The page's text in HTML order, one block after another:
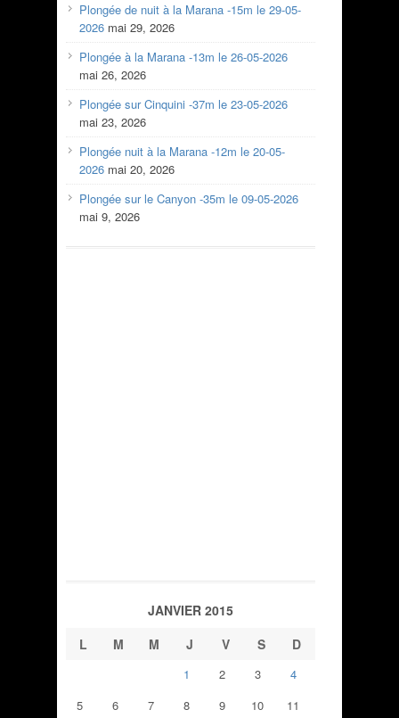
Plongée de nuit à la Marana -15m le 29-05-
2026 mai 29, 2026
Plongée à la Marana -13m le 26-05-2026
mai 26, 2026
Plongée sur Cinquini -37m le 23-05-2026
mai 23, 2026
Plongée nuit à la Marana -12m le 20-05-
2026 mai 20, 2026
Plongée sur le Canyon -35m le 09-05-2026
mai 9, 2026
JANVIER 2015
L
M M J V S D
1 2 3
4
5
6 7 8 9 10
11